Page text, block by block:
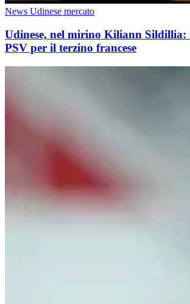
News Udinese mercato
Udinese, nel mirino Kiliann
PSV per il terzino francese